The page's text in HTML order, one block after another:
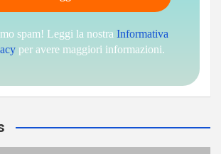
spam! Leggi la nostra Informativa
per avere maggiori informazioni.